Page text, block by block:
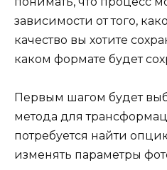
зависимости от того,
качество вы хотите
каком формате будет
Первым шагом будет
метода для
потребуется найти
изменять параметры